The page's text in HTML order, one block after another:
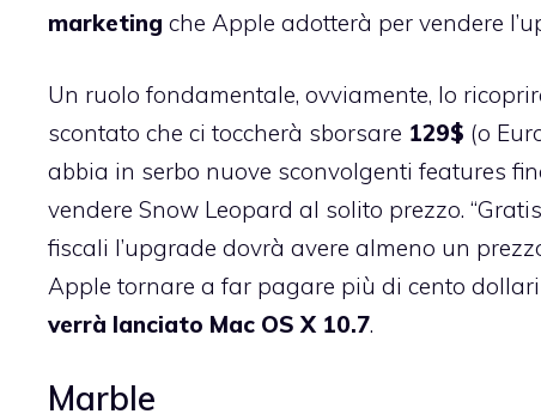
marketing che Apple adotterà per vendere
Un ruolo fondamentale, ovviamente, lo
scontato che ci toccherà sborsare 129$ (o
abbia in serbo nuove sconvolgenti features
vendere Snow Leopard al solito prezzo.
fiscali l’upgrade dovrà avere almeno un
Apple tornare a far pagare più di cento
verrà lanciato Mac OS X 10.7.
Marble